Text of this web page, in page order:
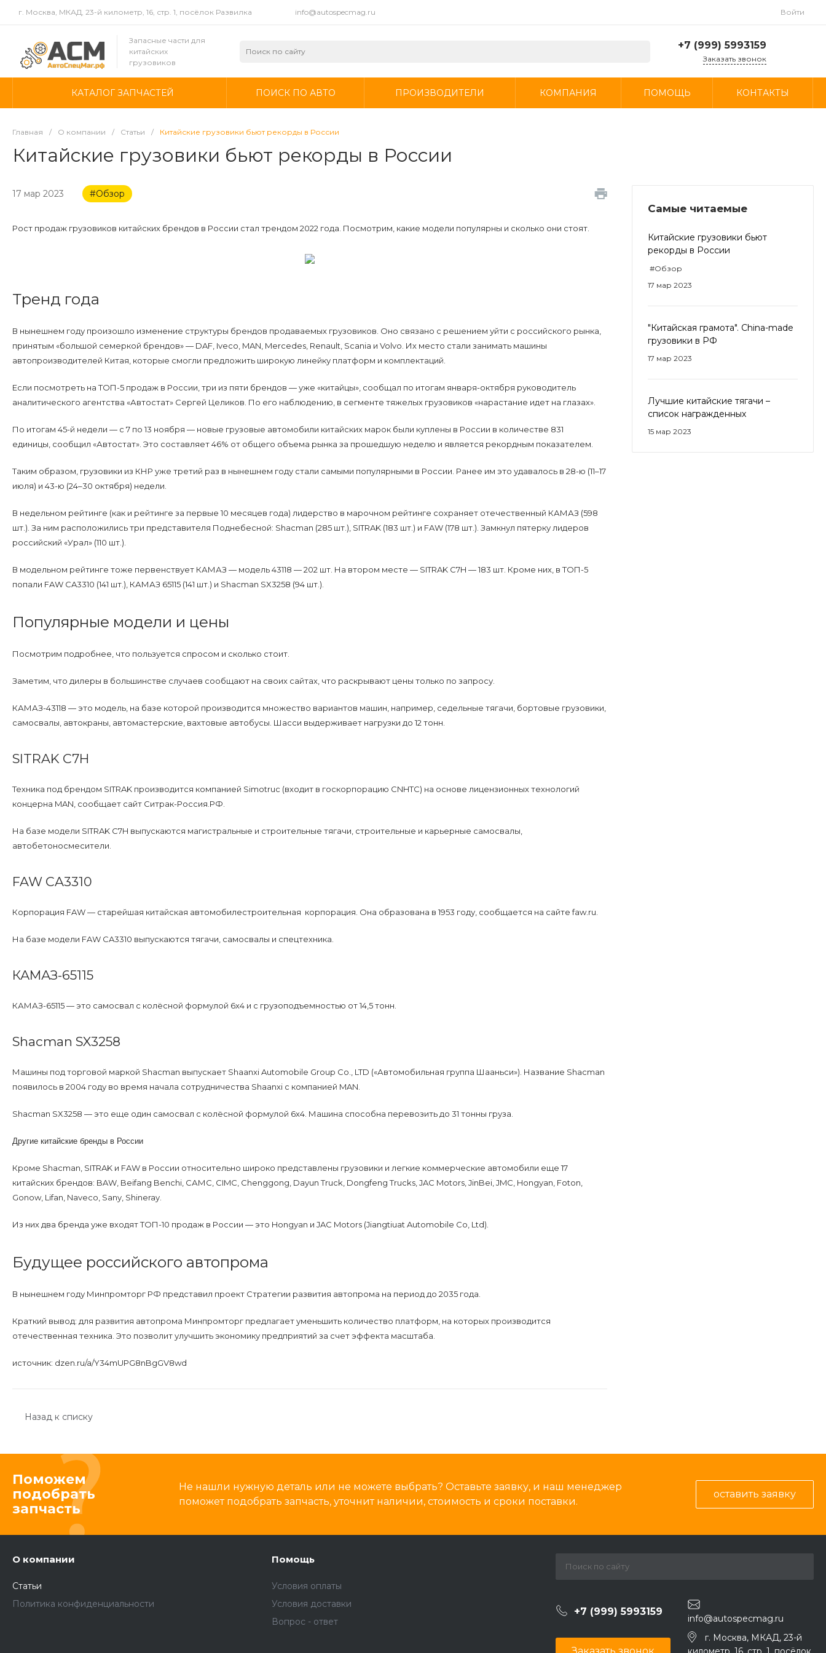
г. Москва, МКАД, 23-й километр, 16, стр. 1, посёлок Развилка info@autospecmag.ru Войти
Запасные части для
китайских
грузовиков
+7 (999) 5993159
г. Москва, МКАД, 23-й
Заказать звонок
КАТАЛОГ ЗАПЧАСТЕЙ ПОИСК ПО АВТО ПРОИЗВОДИТЕЛИ КОМПАНИЯ ПОМОЩЬ КОНТАКТЫ
Главная / О компании / Статьи / Китайские грузовики бьют рекорды в России
Китайские грузовики бьют рекорды в России
Самые читаемые
Китайские грузовики бьют
рекорды в России
#Обзор
17 мар 2023
"Китайская грамота". China-made
грузовики в РФ
17 мар 2023
Лучшие китайские тягачи –
список награжденных
15 мар 2023
17 мар 2023 #Обзор
Рост продаж грузовиков китайских брендов в России стал трендом 2022 года. Посмотрим, какие модели популярны и сколько они стоят.
Тренд года
В нынешнем году произошло изменение структуры брендов продаваемых грузовиков. Оно связано с решением уйти с российского рынка,
принятым «большой семеркой брендов» — DAF, Iveco, MAN, Mercedes, Renault, Scania и Volvo. Их место стали занимать машины
автопроизводителей Китая, которые смогли предложить широкую линейку платформ и комплектаций.
Если посмотреть на ТОП-5 продаж в России, три из пяти брендов — уже «китайцы», сообщал по итогам января-октября руководитель
аналитического агентства «Автостат» Сергей Целиков. По его наблюдению, в сегменте тяжелых грузовиков «нарастание идет на глазах».
По итогам 45-й недели — с 7 по 13 ноября — новые грузовые автомобили китайских марок были куплены в России в количестве 831
единицы, сообщил «Автостат». Это составляет 46% от общего объема рынка за прошедшую неделю и является рекордным показателем.
Таким образом, грузовики из КНР уже третий раз в нынешнем году стали самыми популярными в России. Ранее им это удавалось в 28-ю (11–17
июля) и 43-ю (24–30 октября) недели.
В недельном рейтинге (как и рейтинге за первые 10 месяцев года) лидерство в марочном рейтинге сохраняет отечественный КАМАЗ (598
шт.). За ним расположились три представителя Поднебесной: Shacman (285 шт.), SITRAK (183 шт.) и FAW (178 шт.). Замкнул пятерку лидеров
российский «Урал» (110 шт.).
В модельном рейтинге тоже первенствует КАМАЗ — модель 43118 — 202 шт. На втором месте — SITRAK C7H — 183 шт. Кроме них, в ТОП-5
попали FAW CA3310 (141 шт.), КАМАЗ 65115 (141 шт.) и Shacman SX3258 (94 шт.).
Популярные модели и цены
Посмотрим подробнее, что пользуется спросом и сколько стоит.
Заметим, что дилеры в большинстве случаев сообщают на своих сайтах, что раскрывают цены только по запросу.
КАМАЗ-43118 — это модель, на базе которой производится множество вариантов машин, например, седельные тягачи, бортовые грузовики,
самосвалы, автокраны, автомастерские, вахтовые автобусы. Шасси выдерживает нагрузки до 12 тонн.
SITRAK C7H
Техника под брендом SITRAK производится компанией Simotruc (входит в госкорпорацию CNHTC) на основе лицензионных технологий
концерна MAN, сообщает сайт Ситрак-Россия.РФ.
На базе модели SITRAK C7H выпускаются магистральные и строительные тягачи, строительные и карьерные самосвалы,
автобетоносмесители.
FAW CA3310
Корпорация FAW — старейшая китайская автомобилестроительная корпорация. Она образована в 1953 году, сообщается на сайте faw.ru.
На базе модели FAW CA3310 выпускаются тягачи, самосвалы и спецтехника.
КАМАЗ-65115
КАМАЗ-65115 — это самосвал с колёсной формулой 6х4 и с грузоподъемностью от 14,5 тонн.
Shacman SX3258
Машины под торговой маркой Shacman выпускает Shaanxi Automobile Group Co., LTD («Автомобильная группа Шааньси»). Название Shacman
появилось в 2004 году во время начала сотрудничества Shaanxi с компанией MAN.
Shacman SX3258 — это еще один самосвал с колёсной формулой 6х4. Машина способна перевозить до 31 тонны груза.
Другие китайские бренды в России
Кроме Shacman, SITRAK и FAW в России относительно широко представлены грузовики и легкие коммерческие автомобили еще 17
китайских брендов: BAW, Beifang Benchi, САМС, CIMC, Chenggong, Dayun Truck, Dongfeng Trucks, JAC Motors, JinBei, JMC, Hongyan, Foton,
Gonow, Lifan, Naveco, Sany, Shineray.
Из них два бренда уже входят ТОП-10 продаж в России — это Hongyan и JAC Motors (Jiangtiuat Automobile Co, Ltd).
Будущее российского автопрома
В нынешнем году Минпромторг РФ представил проект Стратегии развития автопрома на период до 2035 года.
Краткий вывод: для развития автопрома Минпромторг предлагает уменьшить количество платформ, на которых производится
отечественная техника. Это позволит улучшить экономику предприятий за счет эффекта масштаба.
источник: dzen.ru/a/Y34mUPG8nBgGV8wd
Назад к списку
Поможем
подобрать
запчасть
Не нашли нужную деталь или не можете выбрать? Оставьте заявку, и наш менеджер
поможет подобрать запчасть, уточнит наличии, стоимость и сроки поставки.
оставить заявку
О компании
Статьи
Политика конфиденциальности
Помощь
Условия оплаты
Условия доставки
Вопрос - ответ
+7 (999) 5993159
info@autospecmag.ru
г. Москва, МКАД, 23-й